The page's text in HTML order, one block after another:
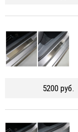
5200 руб.